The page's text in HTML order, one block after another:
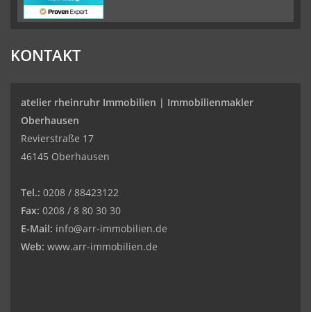
KONTAKT
atelier rheinruhr Immobilien | Immobilienmakler
Oberhausen
Revierstraße 17
46145 Oberhausen
Tel.: 0208 / 88423122
Fax: 0208 / 8 80 30 30
E-Mail: info@arr-immobilien.de
Web: www.arr-immobilien.de